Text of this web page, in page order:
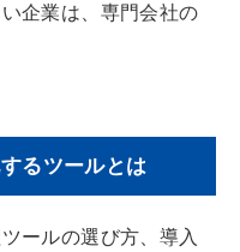
企業は、専門会社の
るツールとは
ールの選び方、導入